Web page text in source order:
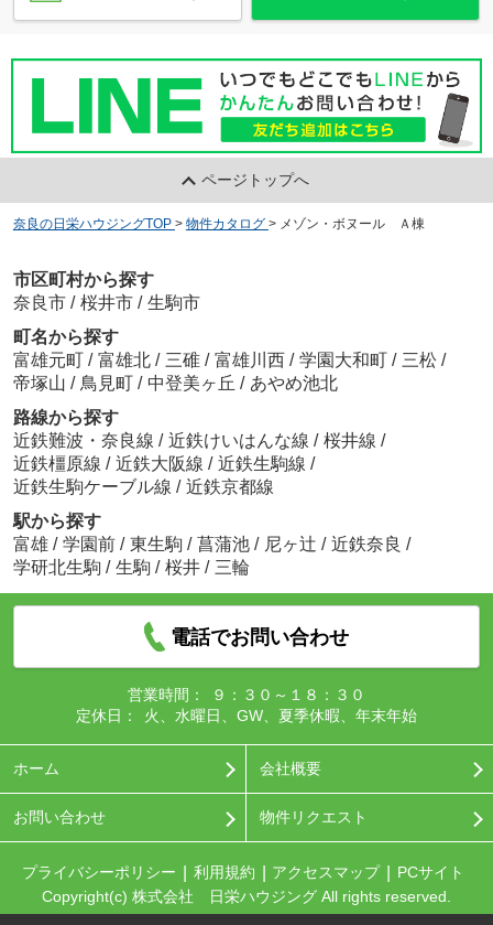
ページトップへ
奈良の日栄ハウジングTOP > 物件カタログ > メゾン・ボヌール Ａ棟
市区町村から探す
奈良市 / 桜井市 / 生駒市
町名から探す
富雄元町 / 富雄北 / 三碓 / 富雄川西 / 学園大和町 / 三松 /
帝塚山 / 鳥見町 / 中登美ヶ丘 / あやめ池北
路線から探す
近鉄難波・奈良線 / 近鉄けいはんな線 / 桜井線 /
近鉄橿原線 / 近鉄大阪線 / 近鉄生駒線 /
近鉄生駒ケーブル線 / 近鉄京都線
駅から探す
富雄 / 学園前 / 東生駒 / 菖蒲池 / 尼ヶ辻 / 近鉄奈良 /
学研北生駒 / 生駒 / 桜井 / 三輪
電話でお問い合わせ
営業時間：
９：３０～１８：３０
定休日：
火、水曜日、GW、夏季休暇、年末年始
ホーム 会社概要
お問い合わせ 物件リクエスト
プライバシーポリシー 利用規約 アクセスマップ
PCサイト
Copyright(c) 株式会社 日栄ハウジング All rights reserved.